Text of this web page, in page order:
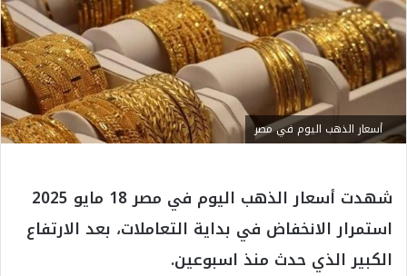
أسعار الذهب اليوم في مصر
شهدت أسعار الذهب اليوم في مصر 18 مايو 2025
استمرار الانخفاض في بداية التعاملات، بعد الارتفاع
الكبير الذي حدث منذ اسبوعين.